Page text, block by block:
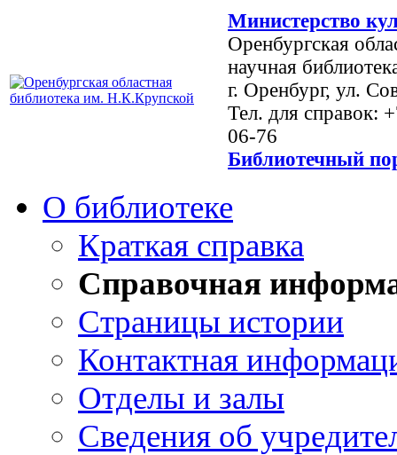
Министерство
Оренбургская
научная
г. Оренбург, ул.
Тел. для справок:
06-76
Библиотечный
О библиотеке
Краткая справка
Справочная
Страницы истории
Контактная
Отделы и залы
Сведения об